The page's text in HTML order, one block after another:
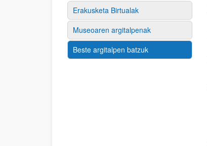
Erakusketa Birtualak
Museoaren argitalpenak
Beste argitalpen batzuk